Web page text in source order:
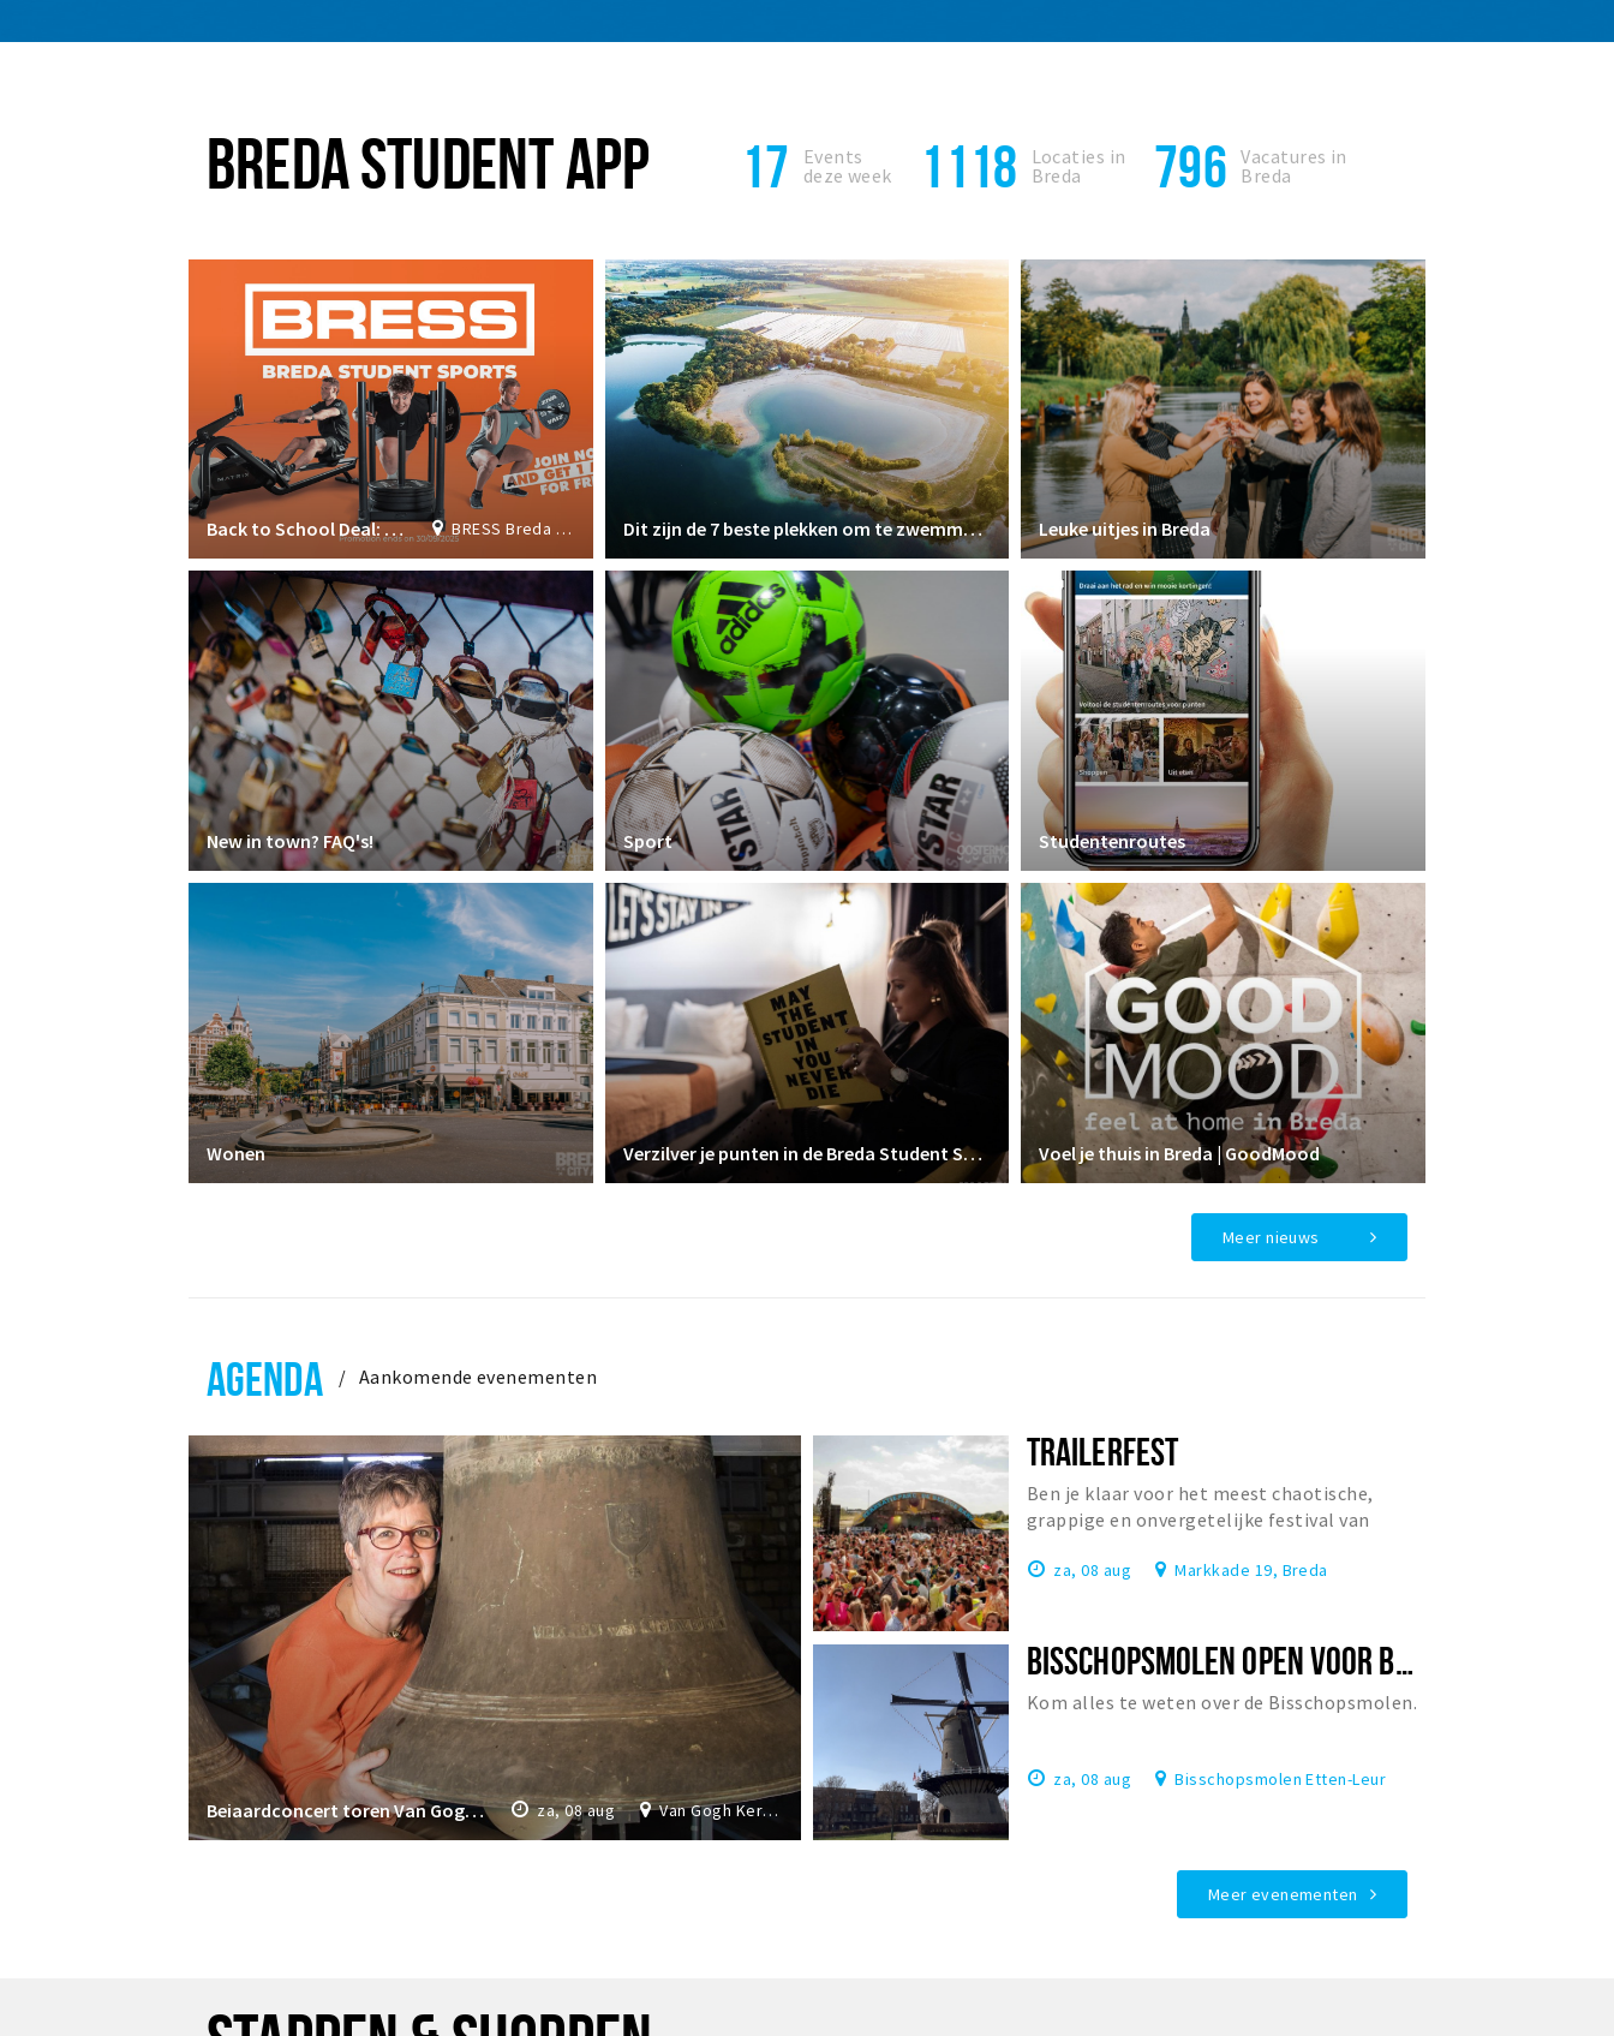
BREDA STUDENT APP 17
Events
deze week
1118
Locaties in
Breda
796
Vacatures in
Breda
BRESS Breda Student Sports
Back to School Deal: Join now & get 1 month FREE! Dit zijn de 7 beste plekken om te zwemmen in Breda Leuke uitjes in Breda
New in town? FAQ's! Sport Studentenroutes
Wonen Verzilver je punten in de Breda Student Shop Voel je thuis in Breda | GoodMood
Meer nieuws
AGENDA Aankomende evenementen
Van Gogh Kerk Etten-Leur
za, 08 aug
Beiaardconcert toren Van Gogh Kerk
TRAILERFEST
Ben je klaar voor het meest chaotische,
grappige en onvergetelijke festival van
za, 08 aug Markkade 19, Breda
Kom alles te weten over de Bisschopsmolen.
za, 08 aug Bisschopsmolen Etten-Leur
Meer evenementen